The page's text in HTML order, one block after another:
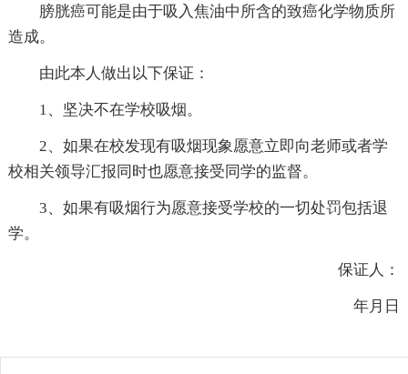
膀胱癌可能是由于吸入焦油中所含的致癌化学物质所
造成。
由此本人做出以下保证：
1、坚决不在学校吸烟。
2、如果在校发现有吸烟现象愿意立即向老师或者学
校相关领导汇报同时也愿意接受同学的监督。
3、如果有吸烟行为愿意接受学校的一切处罚包括退
学。
保证人：
年月日